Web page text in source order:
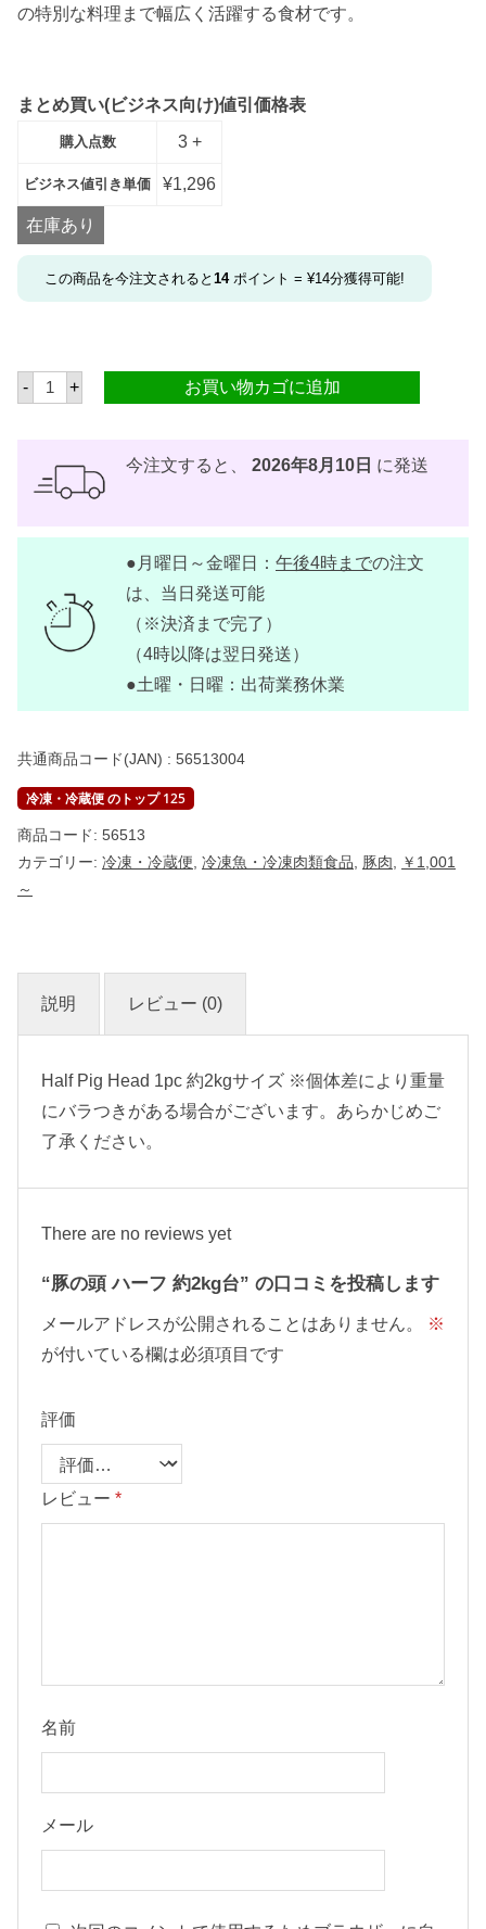
の特別な料理まで幅広く活躍する食材です。
まとめ買い(ビジネス向け)値引価格表
購入点数 3 +
ビジネス値引き単価 ¥1,296
在庫あり
この商品を今注文されると 14ポイント = ¥14分獲得可能!
- 豚
の
約
g
+ お買い物カゴに追加
今注文すると、 2026年8月10日 に発送
●月曜日～金曜日： 午後4時までの注文
は、当日発送可能
（※決済まで完了）
（4時以降は翌日発送）
●土曜・日曜：出荷業務休業
共通商品コード(JAN) : 56513004
冷凍・冷蔵便 のトップ 125
商品コード: 56513
カテゴリー: 冷凍・冷蔵便 冷凍魚・冷凍肉類食品 豚肉
￥1,001
～
説明 レビュー (0)
Half Pig Head 1pc 約2kgサイズ ※個体差により重量
にバラつきがある場合がございます。あらかじめご
了承ください。
There are no reviews yet
“豚の頭 ハーフ 約2kg台” の口コミを投稿します
メールアドレスが公開されることはありません。
※
が付いている欄は必須項目です
評価
レビュー *
名前
メール